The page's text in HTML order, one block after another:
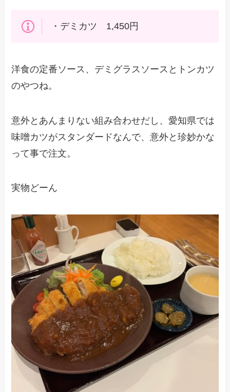
・デミカツ 1,450円
洋食の定番ソース、デミグラスソースとトンカツ
のやつね。
意外とあんまりない組み合わせだし、愛知県では
味噌カツがスタンダードなんで、意外と珍妙かな
って事で注文。
実物どーん